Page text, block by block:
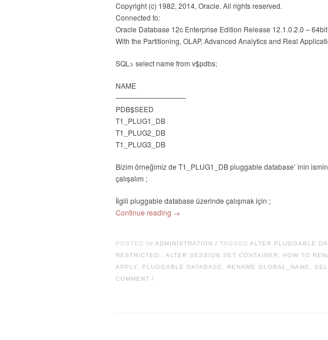
Copyright (c) 1982, 2014, Oracle. All rights reserved.
Connected to:
Oracle Database 12c Enterprise Edition Release 12.1.0.2.0 –
With the Partitioning, OLAP, Advanced Analytics and Real
SQL> select name from v$pdbs;
NAME
——————————
PDB$SEED
T1_PLUG1_DB
T1_PLUG2_DB
T1_PLUG3_DB
Bizim örneğimiz de T1_PLUG1_DB pluggable database’ inin
çalışalım ;
İlgili pluggable database üzerinde çalışmak için ;
Continue reading →
POSTED IN ADMINISTRATION / TAGGED ALTER PLUGGABLE
RESTRICTED;
ALTER SESSION SET CONTAINER HOW TO
APPLY
PLUGGABLE DATABASE RENAME GLOBAL_NAME
COMMENT /